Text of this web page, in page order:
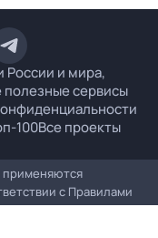
России и мира,
полезные сервисы
100Все проекты
с Правилами